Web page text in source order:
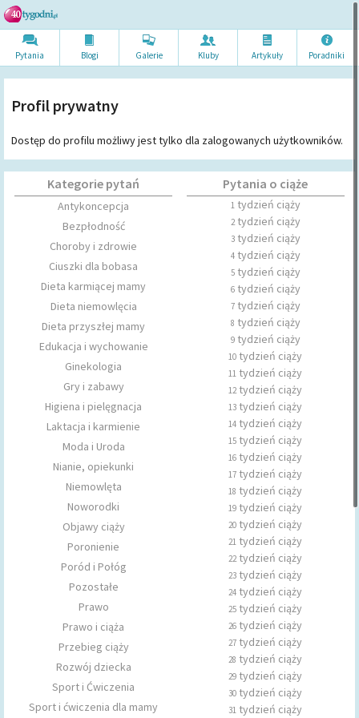
Pytania Blogi Galerie Kluby Artykuły Poradniki
Profil prywatny
Dostęp do profilu możliwy jest tylko dla zalogowanych użytkowników.
Kategorie pytań
Antykoncepcja
Bezpłodność
Choroby i zdrowie
Ciuszki dla bobasa
Dieta karmiącej mamy
Dieta niemowlęcia
Dieta przyszłej mamy
Edukacja i wychowanie
Ginekologia
Gry i zabawy
Higiena i pielęgnacja
Laktacja i karmienie
Moda i Uroda
Nianie, opiekunki
Niemowlęta
Noworodki
Objawy ciąży
Poronienie
Poród i Połóg
Pozostałe
Prawo
Prawo i ciąża
Przebieg ciąży
Rozwój dziecka
Sport i Ćwiczenia
Sport i ćwiczenia dla mamy
Pytania o ciąże
1tydzień ciąży
2tydzień ciąży
3tydzień ciąży
4tydzień ciąży
5tydzień ciąży
6tydzień ciąży
7tydzień ciąży
8 tydzień ciąży
9tydzień ciąży
10 tydzień ciąży
11 tydzień ciąży
12tydzień ciąży
13 tydzień ciąży
14 tydzień ciąży
15 tydzień ciąży
16 tydzień ciąży
17 tydzień ciąży
18 tydzień ciąży
19 tydzień ciąży
20 tydzień ciąży
21 tydzień ciąży
22tydzień ciąży
23 tydzień ciąży
24 tydzień ciąży
25 tydzień ciąży
26 tydzień ciąży
27 tydzień ciąży
28 tydzień ciąży
29 tydzień ciąży
30 tydzień ciąży
31 tydzień ciąży